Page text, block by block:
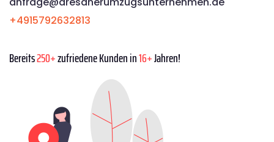
+4915792632813
Bereits250+zufriedene Kunden in16+Jahren!